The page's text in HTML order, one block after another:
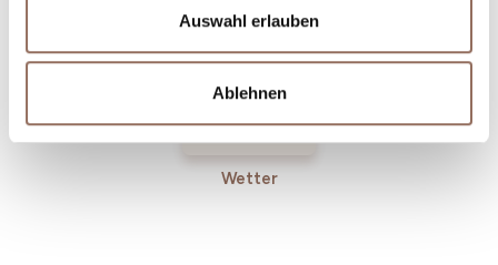
Auswahl erlauben
Ablehnen
Wetter